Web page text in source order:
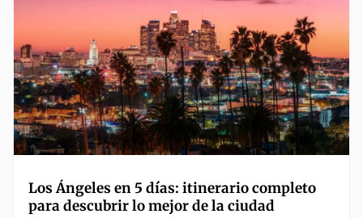
Los Ángeles en 5 días: itinerario completo
para descubrir lo mejor de la ciudad